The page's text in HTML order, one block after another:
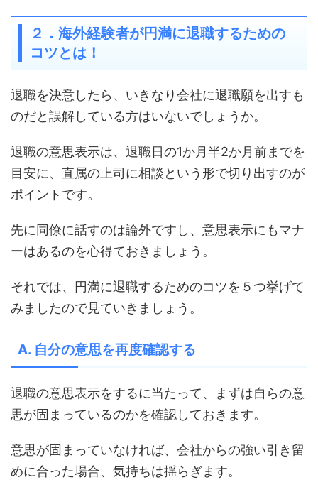
２．海外経験者が円満に退職するための
コツとは！
退職を決意したら、いきなり会社に退職願を出すも
のだと誤解している方はいないでしょうか。
退職の意思表示は、退職日の1か月半2か月前までを
目安に、直属の上司に相談という形で切り出すのが
ポイントです。
先に同僚に話すのは論外ですし、意思表示にもマナ
ーはあるのを心得ておきましょう。
それでは、円満に退職するためのコツを５つ挙げて
みましたので見ていきましょう。
A. 自分の意思を再度確認する
退職の意思表示をするに当たって、まずは自らの意
思が固まっているのかを確認しておきます。
意思が固まっていなければ、会社からの強い引き留
めに合った場合、気持ちは揺らぎます。